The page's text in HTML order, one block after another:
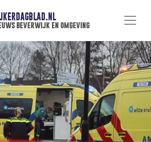
beverwijk en omgeving